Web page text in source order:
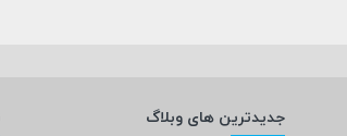
جدیدترین های وبلاگ